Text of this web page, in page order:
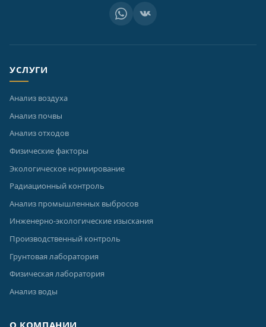
УСЛУГИ
Анализ воздуха
Анализ почвы
Анализ отходов
Физические факторы
Экологическое нормирование
Радиационный контроль
Анализ промышленных выбросов
Инженерно-экологические изыскания
Производственный контроль
Грунтовая лаборатория
Физическая лаборатория
Анализ воды
О КОМПАНИИ